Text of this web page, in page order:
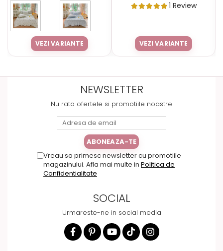
VEZI VARIANTE
1 Review
VEZI VARIANTE
NEWSLETTER
Nu rata ofertele si promotiile noastre
Vreau sa primesc newsletter cu promotiile
magazinului. Afla mai multe in Politica de
Confidentialitate
SOCIAL
Urmareste-ne in social media